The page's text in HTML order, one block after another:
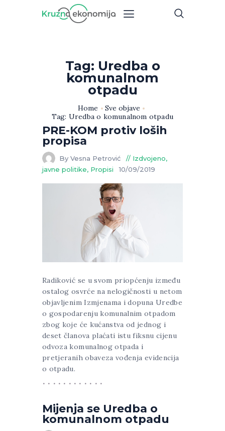
Tag: Uredba o
komunalnom
otpadu
Home
Sve objave
Tag: Uredba o komunalnom otpadu
PRE-KOM protiv loših
propisa
By Vesna Petrović Izdvojeno,
javne politike, Propisi 10/09/2019
Radiković se u svom priopćenju između
ostalog osvrće na nelogičnosti u netom
objavljenim Izmjenama i dopuna Uredbe
o gospodarenju komunalnim otpadom
zbog koje će kućanstva od jednog i
deset članova plaćati istu fiksnu cijenu
odvoza komunalnog otpada i
pretjeranih obaveza vođenja evidencija
o otpadu.
Mijenja se Uredba o
komunalnom otpadu